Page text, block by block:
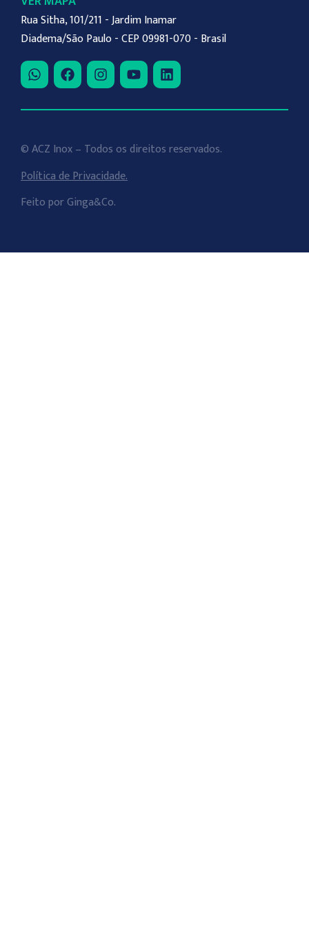
Rua Sitha, 101/211 - Jardim Inamar
Diadema/São Paulo - CEP 09981-070 - Brasil
© ACZ Inox – Todos os direitos reservados.
Política de Privacidade.
Feito porGinga&Co.